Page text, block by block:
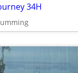
34H